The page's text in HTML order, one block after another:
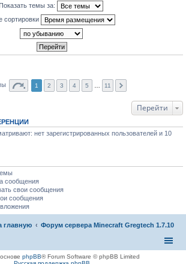
Показать темы за:
сортировки
1 2 3 4 5 11
Перейти
нет зарегистрированных пользователей и 10
сообщения
свои сообщения
сообщения
главную Форум сервера Minecraft Gregtech 1.7.10
phpBB® Forum Software © phpBB Limited